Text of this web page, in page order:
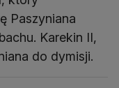
Paszyniana
Karekin II,
do dymisji.